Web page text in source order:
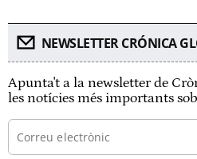
NEWSLETTER CRÓNICA
Apunta't a la newsletter de
les notícies més importants